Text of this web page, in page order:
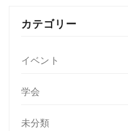
カテゴリー
イベント
学会
未分類